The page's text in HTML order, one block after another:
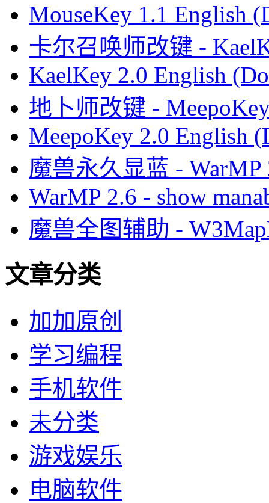
MouseKey 1.1 English
卡尔召唤师改键 -
KaelKey 2.0 English
地卜师改键 -
MeepoKey 2.0 English
魔兽永久显蓝 -
WarMP 2.6 - show
魔兽全图辅助 -
文章分类
加加原创
学习编程
手机软件
未分类
游戏娱乐
电脑软件